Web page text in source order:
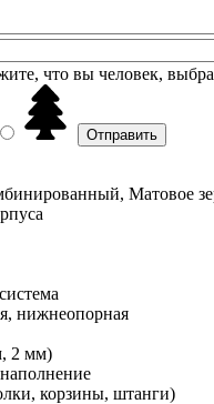
что вы человек,
Матовое
нижнеопорная
2 мм)
корзины, штанги)